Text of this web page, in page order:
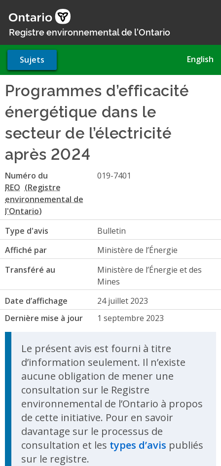
au
contenu
Registre environnemental de l'Ontario
Sujets English
Programmes d’efficacité
énergétique dans le
secteur de l’électricité
après 2024
Numéro du
REO
019-7401
Type d'avis
Bulletin
Affiché par
Ministère de l’Énergie
Transféré au
Ministère de l’Énergie et des
Mines
Date d’affichage
24 juillet 2023
Dernière mise à jour
1 septembre 2023
Le présent avis est fourni à titre
d’information seulement. Il n’existe
aucune obligation de mener une
consultation sur le Registre
environnemental de l’Ontario à propos
de cette initiative. Pour en savoir
davantage sur le processus de
consultation et les types d’avis publiés
sur le registre.